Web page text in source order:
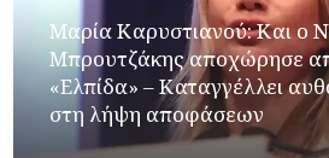
Μαρία Καρυστιανού: Και ο
Μπρουτζάκης αποχώρησε
«Ελπίδα» – Καταγγέλλει
στη λήψη αποφάσεων